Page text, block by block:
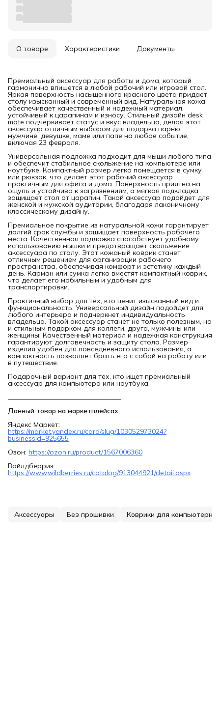
О товаре Характеристики Документы
Премиальный аксессуар для работы и дома, который
гармонично впишется в любой рабочий или игровой стол.
Яркая поверхность насыщенного красного цвета придает
столу изысканный и современный вид. Натуральная кожа
обеспечивает качественный и надежный материал,
устойчивый к царапинам и износу. Стильный дизайн desk
mate подчеркивает статус и вкус владельца, делая этот
аксессуар отличным выбором для подарка парню,
мужчине, девушке, маме или папе на любое событие,
включая 23 февраля.
Универсальная подложка подходит для мыши любого типа
и обеспечит стабильное скольжение на компьютере или
ноутбуке. Компактный размер легко помещается в сумку
или рюкзак, что делает этот рабочий аксессуар
практичным для офиса и дома. Поверхность приятна на
ощупь и устойчива к загрязнениям, а мягкая подкладка
защищает стол от царапин. Такой аксессуар подойдет для
женской и мужской аудитории, благодаря лаконичному
классическому дизайну.
Премиальное покрытие из натуральной кожи гарантирует
долгий срок службы и защищает поверхность рабочего
места. Качественная подложка способствует удобному
использованию мышки и предотвращает скольжение
аксессуара по столу. Этот кожаный коврик станет
отличным решением для организации рабочего
пространства, обеспечивая комфорт и эстетику каждый
день. Карман или сумка легко вместят компактный коврик,
что делает его мобильным и удобным для
транспортировки.
Практичный выбор для тех, кто ценит изысканный вид и
функциональность. Универсальный дизайн подойдет для
любого интерьера и подчеркнет индивидуальность
владельца. Такой аксессуар станет не только полезным, но
и стильным подарком для коллеги, друга, мужчины или
женщины. Качественный материал и надежная конструкция
гарантируют долговечность и защиту стола. Размер
изделия удобен для повседневного использования, а
компактность позволяет брать его с собой на работу или
в путешествие.
Подарочный вариант для тех, кто ищет премиальный
аксессуар для компьютера или ноутбука.
Данный товар на маркетплейсах:
Яндекс Маркет:
https://market.yandex.ru/card/slug/103052973024?
businessId=925655
Озон: https://ozon.ru/product/1567006360
Вайлдберриз:
https://www.wildberries.ru/catalog/913044921/detail.aspx
Аксессуары Без прошивки